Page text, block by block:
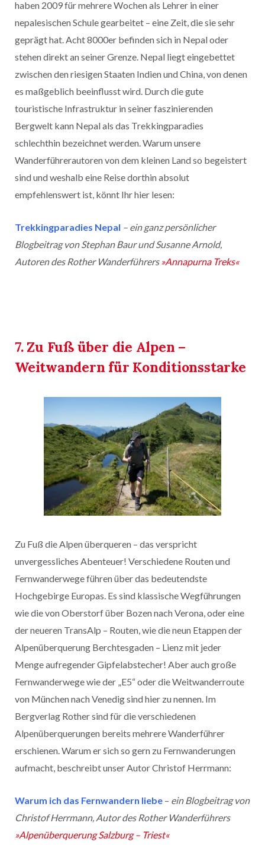
haben 2009 für mehrere Wochen als Lehrer in einer
nepalesischen Schule gearbeitet – eine Zeit, die sie sehr
geprägt hat. Acht 8000er befinden sich in Nepal oder
stehen direkt an seiner Grenze. Nepal liegt eingebettet
zwischen den riesigen Staaten Indien und China, von denen
es maßgeblich beeinflusst wird. Durch die gute
touristische Infrastruktur in seiner faszinierenden
Bergwelt kann Nepal als das Trekkingparadies
schlechthin bezeichnet werden. Warum unsere
Wanderführerautoren von dem kleinen Land so begeistert
sind und weshalb eine Reise dorthin absolut
empfehlenswert ist, könnt Ihr hier lesen:
Trekkingparadies Nepal – ein ganz persönlicher
Blogbeitrag von Stephan Baur und Susanne Arnold,
Autoren des Rother Wanderführers »Annapurna Treks«
7. Zu Fuß über die Alpen –
Weitwandern für Konditionsstarke
Zu Fuß die Alpen überqueren – das verspricht
unvergessliches Abenteuer! Verschiedene Routen und
Fernwanderwege führen über das bedeutendste
Hochgebirge Europas. Es sind klassische Wegführungen
wie die von Oberstorf über Bozen nach Verona, oder eine
der neueren TransAlp – Routen, wie die neun Etappen der
Alpenüberquerung Berchtesgaden – Lienz mit jeder
Menge aufregender Gipfelabstecher! Aber auch große
Fernwanderwege wie der „E5“ oder die Weitwanderroute
von München nach Venedig sind hier zu nennen. Im
Bergverlag Rother sind für die verschiedenen
Alpenüberquerungen bereits mehrere Wanderführer
erschienen. Warum er sich so gern zu Fernwanderungen
aufmacht, beschreibt unser Autor Christof Herrmann:
Warum ich das Fernwandern liebe – ein Blogbeitrag von
Christof Herrmann, Autor des Rother Wanderführers
»Alpenüberquerung Salzburg – Triest«